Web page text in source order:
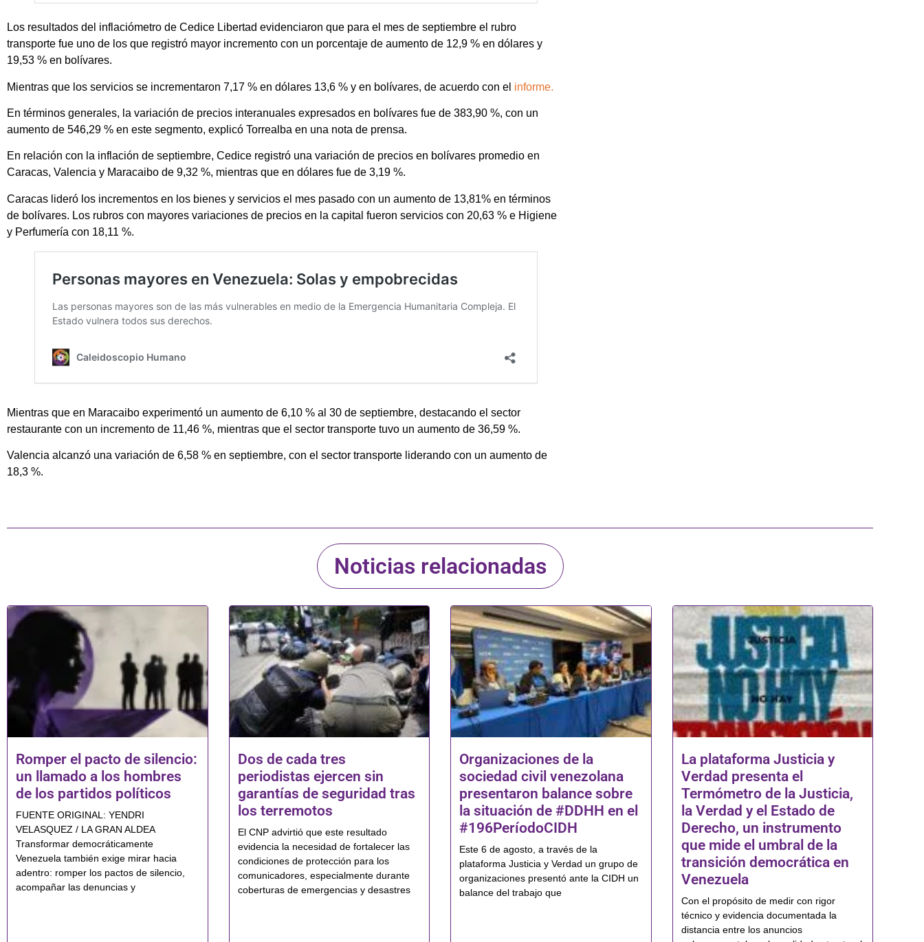
Los resultados del inflaciómetro de Cedice Libertad evidenciaron que para el mes de septiembre el rubro
transporte fue uno de los que registró mayor incremento con un porcentaje de aumento de 12,9 % en dólares y
19,53 % en bolívares.
Mientras que los servicios se incrementaron 7,17 % en dólares 13,6 % y en bolívares, de acuerdo con el informe.
En términos generales, la variación de precios interanuales expresados en bolívares fue de 383,90 %, con un
aumento de 546,29 % en este segmento, explicó Torrealba en una nota de prensa.
En relación con la inflación de septiembre, Cedice registró una variación de precios en bolívares promedio en
Caracas, Valencia y Maracaibo de 9,32 %, mientras que en dólares fue de 3,19 %.
Caracas lideró los incrementos en los bienes y servicios el mes pasado con un aumento de 13,81% en términos
de bolívares. Los rubros con mayores variaciones de precios en la capital fueron servicios con 20,63 % e Higiene
y Perfumería con 18,11 %.
Mientras que en Maracaibo experimentó un aumento de 6,10 % al 30 de septiembre, destacando el sector
restaurante con un incremento de 11,46 %, mientras que el sector transporte tuvo un aumento de 36,59 %.
Valencia alcanzó una variación de 6,58 % en septiembre, con el sector transporte liderando con un aumento de
18,3 %.
Noticias relacionadas
Romper el pacto de silencio:
un llamado a los hombres
de los partidos políticos
FUENTE ORIGINAL: YENDRI
VELASQUEZ / LA GRAN ALDEA
Transformar democráticamente
Venezuela también exige mirar hacia
adentro: romper los pactos de silencio,
acompañar las denuncias y
Dos de cada tres
periodistas ejercen sin
garantías de seguridad tras
los terremotos
El CNP advirtió que este resultado
evidencia la necesidad de fortalecer las
condiciones de protección para los
comunicadores, especialmente durante
coberturas de emergencias y desastres
Organizaciones de la
sociedad civil venezolana
presentaron balance sobre
la situación de #DDHH en el
#196PeríodoCIDH
Este 6 de agosto, a través de la
plataforma Justicia y Verdad un grupo de
organizaciones presentó ante la CIDH un
balance del trabajo que
La plataforma Justicia y
Verdad presenta el
Termómetro de la Justicia,
la Verdad y el Estado de
Derecho, un instrumento
que mide el umbral de la
transición democrática en
Venezuela
Con el propósito de medir con rigor
técnico y evidencia documentada la
distancia entre los anuncios